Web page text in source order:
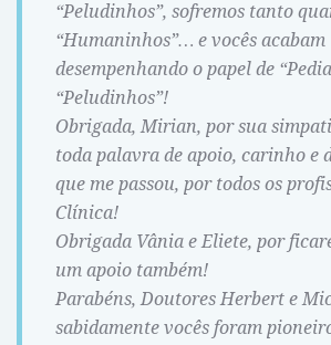
“Peludinhos”, sofremos tanto
“Humaninhos”… e vocês acabam
desempenhando o papel de
“Peludinhos”!️
Obrigada, Mirian, por sua
toda palavra de apoio, carinho e
que me passou, por todos os
Clínica!
Obrigada Vânia e Eliete, por
um apoio também!
Parabéns, Doutores Herbert e
sabidamente vocês foram